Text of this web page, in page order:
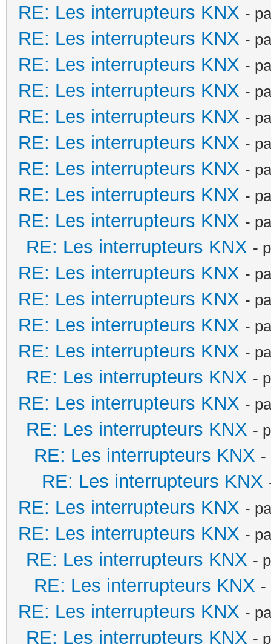
RE: Les interrupteurs KNX -
RE: Les interrupteurs KNX -
RE: Les interrupteurs KNX -
RE: Les interrupteurs KNX -
RE: Les interrupteurs KNX -
RE: Les interrupteurs KNX -
RE: Les interrupteurs KNX -
RE: Les interrupteurs KNX -
RE: Les interrupteurs KNX -
RE: Les interrupteurs KNX -
RE: Les interrupteurs KNX -
RE: Les interrupteurs KNX -
RE: Les interrupteurs KNX -
RE: Les interrupteurs KNX -
RE: Les interrupteurs KNX -
RE: Les interrupteurs KNX -
RE: Les interrupteurs KNX -
RE: Les interrupteurs KNX -
RE: Les interrupteurs KNX
RE: Les interrupteurs KNX -
RE: Les interrupteurs KNX -
RE: Les interrupteurs KNX -
RE: Les interrupteurs KNX -
RE: Les interrupteurs KNX -
RE: Les interrupteurs KNX -